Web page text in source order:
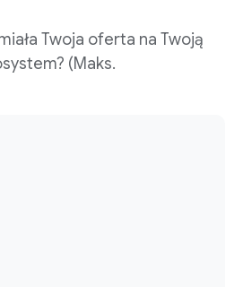
Twoja oferta na Twoją
(Maks.